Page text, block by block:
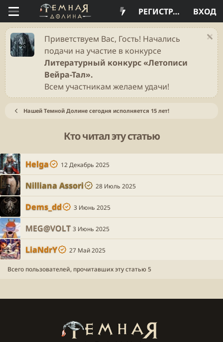
ВХОД
РЕГИСТРАЦИЯ
Приветствуем Вас, Гость! Начались
подачи на участие в конкурсе
Литературный конкурс «Летописи
Вейра-Тал».
Всем участникам желаем удачи!
Нашей Темной Долине сегодня исполняется 15 лет!
Кто читал эту статью
Helga 12 Декабрь 2025
Nilliana Assori 28 Июль 2025
Dems_dd 3 Июнь 2025
MEG@VOLT 3 Июнь 2025
LiaNdrY 27 Май 2025
Всего пользователей, прочитавших эту статью 5